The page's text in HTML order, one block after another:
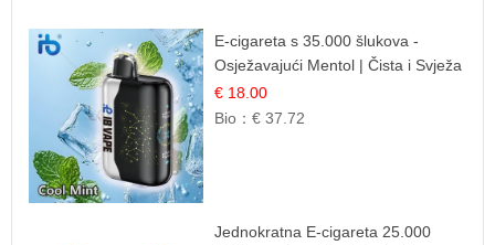
E-cigareta s 35.000 šlukova -
Osježavajući Mentol | Čista i Svježa
Okus
€ 18.00
Bio：€ 37.72
Jednokratna E-cigareta 25.000